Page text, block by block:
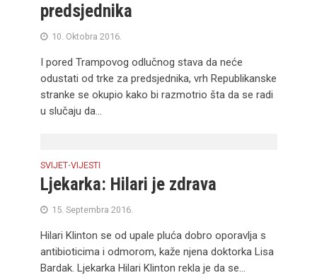
predsjednika
10. Oktobra 2016.
I pored Trampovog odlučnog stava da neće
odustati od trke za predsjednika, vrh Republikanske
stranke se okupio kako bi razmotrio šta da se radi
u slučaju da...
SVIJET•VIJESTI
Ljekarka: Hilari je zdrava
15. Septembra 2016.
Hilari Klinton se od upale pluća dobro oporavlja s
antibioticima i odmorom, kaže njena doktorka Lisa
Bardak. Ljekarka Hilari Klinton rekla je da se...